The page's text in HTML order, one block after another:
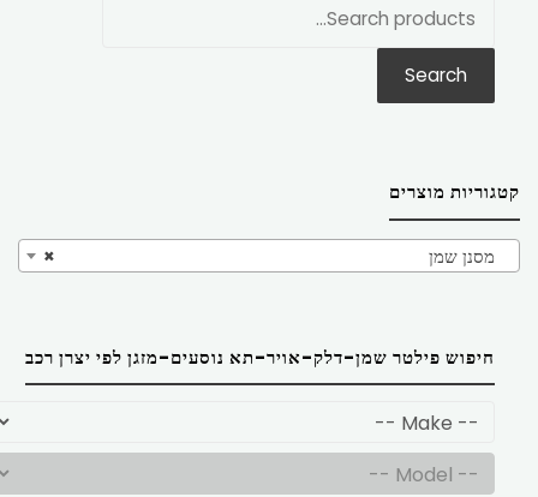
Search
קטגוריות מוצרים
× מסנן שמן
חיפוש פילטר שמן-דלק-אויר-תא נוסעים-מזגן לפי יצרן רכב